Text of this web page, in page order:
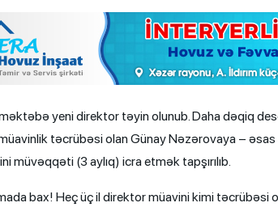
yeni direktor təyin olunub. Daha dəqiq
təcrübəsi olan Günay Nəzərovaya –
müvəqqəti (3 aylıq) icra etmək tapşırılıb.
bax! Heç üç il direktor müavini kimi təcrübəsi